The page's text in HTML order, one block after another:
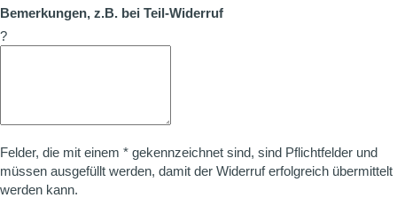
Bemerkungen, z.B. bei Teil-Widerruf
?
Felder, die mit einem * gekennzeichnet sind, sind Pflichtfelder und
müssen ausgefüllt werden, damit der Widerruf erfolgreich übermittelt
werden kann.